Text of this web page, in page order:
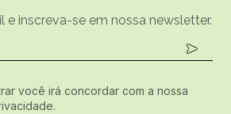
e inscreva-se em nossa newsletter.
você irá concordar com a nossa